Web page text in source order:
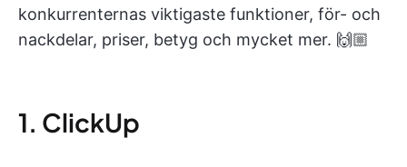
konkurrenternas viktigaste funktioner, för- och
nackdelar, priser, betyg och mycket mer. 🙌🏼
1. ClickUp